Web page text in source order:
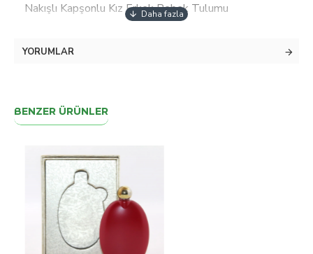
Nakışlı Kapşonlu Kız Erkek Bebek Tulumu
YORUMLAR
BENZER ÜRÜNLER